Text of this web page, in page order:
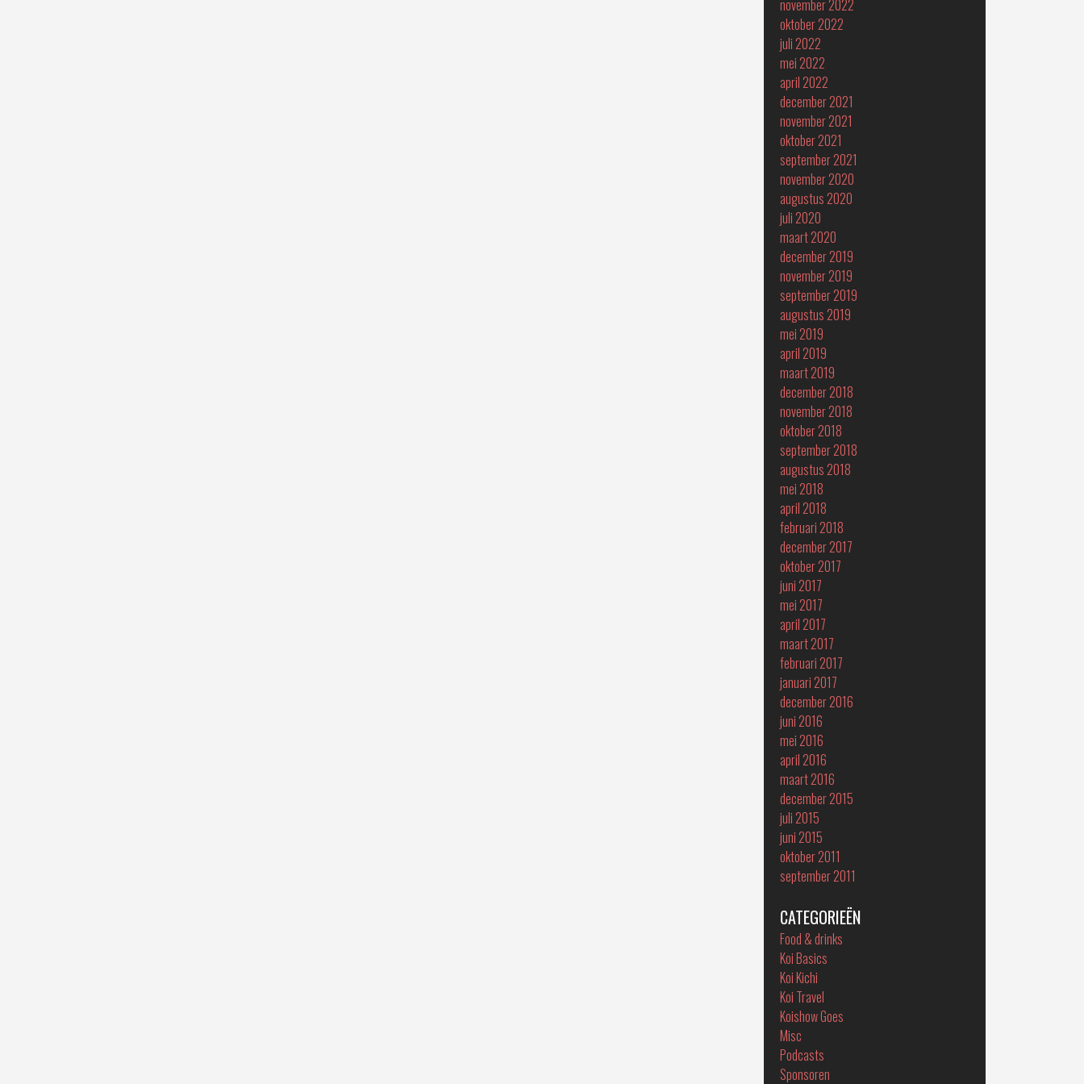
november 2022
oktober 2022
juli 2022
mei 2022
april 2022
december 2021
november 2021
oktober 2021
september 2021
november 2020
augustus 2020
juli 2020
maart 2020
december 2019
november 2019
september 2019
augustus 2019
mei 2019
april 2019
maart 2019
december 2018
november 2018
oktober 2018
september 2018
augustus 2018
mei 2018
april 2018
februari 2018
december 2017
oktober 2017
juni 2017
mei 2017
april 2017
maart 2017
februari 2017
januari 2017
december 2016
juni 2016
mei 2016
april 2016
maart 2016
december 2015
juli 2015
juni 2015
oktober 2011
september 2011
CATEGORIEËN
Food & drinks
Koi Basics
Koi Kichi
Koi Travel
Koishow Goes
Misc
Podcasts
Sponsoren